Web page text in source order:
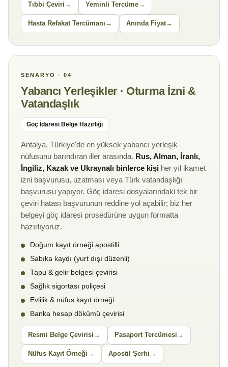
Tıbbi Çeviri Yeminli Tercüme
Hasta Refakat Tercümanı Anında Fiyat
SENARYO · 04
Yabancı Yerleşikler · Oturma İzni &
Vatandaşlık
Göç İdaresi Belge Hazırlığı
Antalya, Türkiye'de en yüksek yabancı yerleşik
nüfusunu barındıran iller arasında. Rus, Alman, İranlı,
İngiliz, Kazak ve Ukraynalı binlerce kişi her yıl ikamet
izni başvurusu, uzatması veya Türk vatandaşlığı
başvurusu yapıyor. Göç idaresi dosyalarındaki tek bir
çeviri hatası başvurunun reddine yol açabilir; biz her
belgeyi göç idaresi prosedürüne uygun formatta
hazırlıyoruz.
Doğum kayıt örneği apostilli
Sabıka kaydı (yurt dışı düzenli)
Tapu & gelir belgesi çevirisi
Sağlık sigortası poliçesi
Evlilik & nüfus kayıt örneği
Banka hesap dökümü çevirisi
Resmi Belge Çevirisi Pasaport Tercümesi
Nüfus Kayıt Örneği Apostil Şerhi